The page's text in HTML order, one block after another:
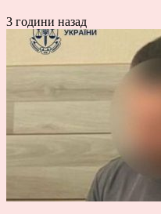
3 години назад